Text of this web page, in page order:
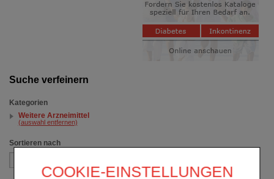
COOKIE-EINSTELLUNGEN
Suche verfeinern
Kategorien
Weitere Arzneimittel
(auswahl entfernen)
Sortieren nach